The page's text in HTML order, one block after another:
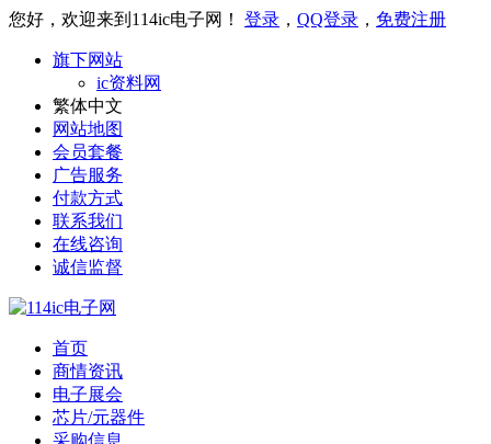
您好，欢迎来到114ic电子网！ 登录 ， QQ登录 ， 免费注册
旗下网站
ic资料网
繁体中文
网站地图
会员套餐
广告服务
付款方式
联系我们
在线咨询
诚信监督
首页
商情资讯
电子展会
芯片/元器件
采购信息